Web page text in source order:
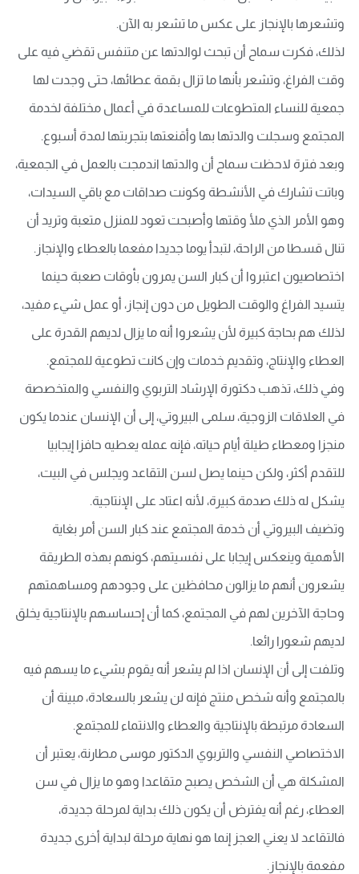
وتشعرها بالإنجاز على عكس ما تشعر به الآن.
لذلك، فكرت سماح أن تبحث لوالدتها عن متنفس تقضي فيه على
وقت الفراغ، وتشعر بأنها ما تزال بقمة عطائها، حتى وجدت لها
جمعية للنساء المتطوعات للمساعدة في أعمال مختلفة لخدمة
المجتمع وسجلت والدتها بها وأقنعتها بتجربتها لمدة أسبوع.
وبعد فترة لاحظت سماح أن والدتها اندمجت بالعمل في الجمعية،
وباتت تشارك في الأنشطة وكونت صداقات مع باقي السيدات،
وهو الأمر الذي ملأ وقتها وأصبحت تعود للمنزل متعبة وتريد أن
تنال قسطا من الراحة، لتبدأ يوما جديدا مفعما بالعطاء والإنجاز.
اختصاصيون اعتبروا أن كبار السن يمرون بأوقات صعبة حينما
يتسيد الفراغ والوقت الطويل من دون إنجاز، أو عمل شيء مفيد،
لذلك هم بحاجة كبيرة لأن يشعروا أنه ما يزال لديهم القدرة على
العطاء والإنتاج، وتقديم خدمات وإن كانت تطوعية للمجتمع.
وفي ذلك، تذهب دكتورة الإرشاد التربوي والنفسي والمتخصصة
في العلاقات الزوجية، سلمى البيروتي، إلى أن الإنسان عندما يكون
منجزا ومعطاء طيلة أيام حياته، فإنه عمله يعطيه حافزا إيجابيا
للتقدم أكثر، ولكن حينما يصل لسن التقاعد ويجلس في البيت،
يشكل له ذلك صدمة كبيرة، لأنه اعتاد على الإنتاجية.
وتضيف البيروتي أن خدمة المجتمع عند كبار السن أمر بغاية
الأهمية وينعكس إيجابا على نفسيتهم، كونهم بهذه الطريقة
يشعرون أنهم ما يزالون محافظين على وجودهم ومساهمتهم
وحاجة الآخرين لهم في المجتمع، كما أن إحساسهم بالإنتاجية يخلق
لديهم شعورا رائعا.
وتلفت إلى أن الإنسان اذا لم يشعر أنه يقوم بشيء ما يسهم فيه
بالمجتمع وأنه شخص منتج فإنه لن يشعر بالسعادة، مبينة أن
السعادة مرتبطة بالإنتاجية والعطاء والانتماء للمجتمع.
الاختصاصي النفسي والتربوي الدكتور موسى مطارنة، يعتبر أن
المشكلة هي أن الشخص يصبح متقاعدا وهو ما يزال في سن
العطاء، رغم أنه يفترض أن يكون ذلك بداية لمرحلة جديدة،
فالتقاعد لا يعني العجز إنما هو نهاية مرحلة لبداية أخرى جديدة
مفعمة بالإنجاز.